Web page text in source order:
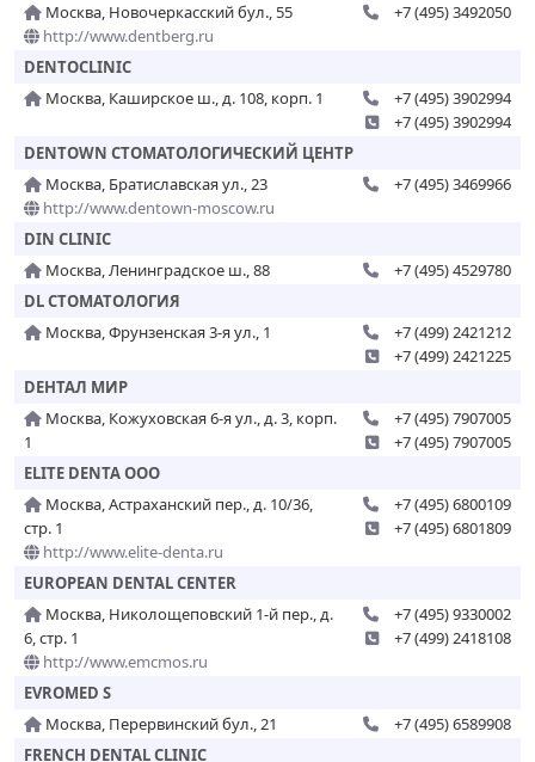
Москва, Новочеркасский бул., 55
http://www.dentberg.ru
+7 (495) 3492050
DENTOCLINIC
Москва, Каширское ш., д. 108, корп. 1
+7 (495) 3902994
+7 (495) 3902994
DENTOWN СТОМАТОЛОГИЧЕСКИЙ ЦЕНТР
Москва, Братиславская ул., 23
http://www.dentown-moscow.ru
+7 (495) 3469966
DIN CLINIC
Москва, Ленинградское ш., 88
+7 (495) 4529780
DL СТОМАТОЛОГИЯ
Москва, Фрунзенская 3-я ул., 1
+7 (499) 2421212
+7 (499) 2421225
DЕНТАЛ МИР
Москва, Кожуховская 6-я ул., д. 3, корп.
1
+7 (495) 7907005
+7 (495) 7907005
ELITE DENTA ООО
Москва, Астраханский пер., д. 10/36,
стр. 1
http://www.elite-denta.ru
+7 (495) 6800109
+7 (495) 6801809
EUROPEAN DENTAL CENTER
Москва, Николощеповский 1-й пер., д.
6, стр. 1
http://www.emcmos.ru
+7 (495) 9330002
+7 (499) 2418108
EVROMED S
Москва, Перервинский бул., 21
+7 (495) 6589908
FRENCH DENTAL CLINIC